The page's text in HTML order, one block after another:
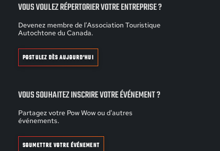
VOUS VOULEZ RÉPERTORIER VOTRE ENTREPRISE ?
Devenez membre de l'Association Touristique
Autochtone du Canada.
POSTULEZ DÈS AUJOURD'HUI
VOUS SOUHAITEZ INSCRIRE VOTRE ÉVÉNEMENT ?
Partagez votre Pow Wow ou d'autres
événements.
SOUMETTRE VOTRE ÉVÉNEMENT